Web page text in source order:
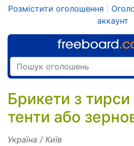
Розмістити оголошення
аккаунт
Брикети з
тенти або
Україна / Київ